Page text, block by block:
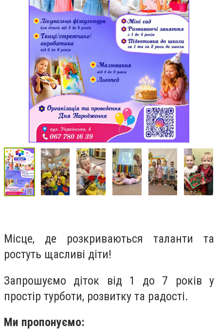
Місце, де розкриваються таланти та
ростуть щасливі діти!
Запрошуємо діток від 1 до 7 років у
простір турботи, розвитку та радості.
Ми пропонуємо: